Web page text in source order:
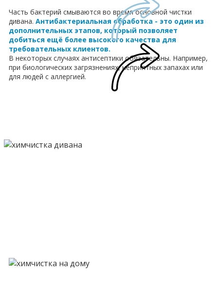
Часть бактерий смываются во время основной чистки
дивана. Антибактериальная обработка - это один из
дополнительных этапов, который позволяет
добиться ещё более высокого качества для
требовательных клиентов.
В некоторых случаях антисептики обязательны. Например,
при биологических загрязнениях, неприятных запахах или
для людей с аллергией.